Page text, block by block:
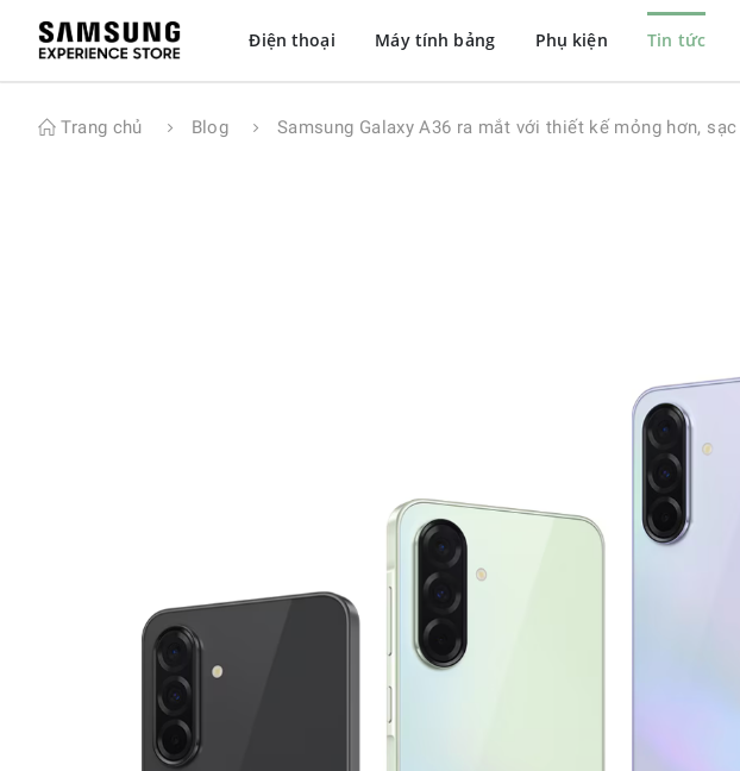
Điện thoại Máy tính bảng Phụ kiện Tin tức
Trang chủ Blog Samsung Galaxy A36 ra mắt với thiết kế mỏng hơn, sạc